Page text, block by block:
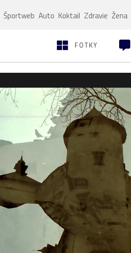
Športweb Auto Koktail Zdravie Žena
FOTKY